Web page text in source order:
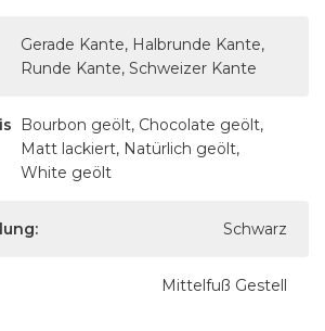
Gerade Kante, Halbrunde Kante,
Runde Kante, Schweizer Kante
Bourbon geölt, Chocolate geölt,
Matt lackiert, Natürlich geölt,
White geölt
Schwarz
Mittelfuß Gestell